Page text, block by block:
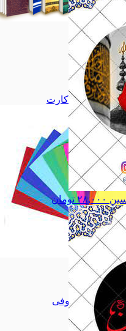
دفاع مقدس
های فلش کارت
تابلو کاشی
مجموعه جلا
مجموعه کوفی
ویژه
۲۸,۰۰۰تومان